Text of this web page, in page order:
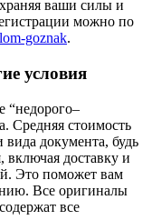
ваши силы и
можно по
goznak.
условия
“недорого–
Средняя стоимость
вида документа, будь
включая доставку и
Это поможет вам
Все оригиналы
все